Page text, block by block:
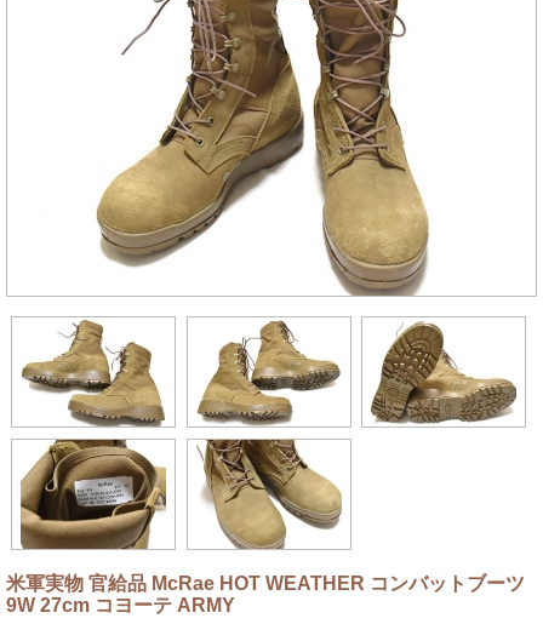
米軍実物 官給品 McRae HOT WEATHER コンバットブーツ
9W 27cm コヨーテ ARMY